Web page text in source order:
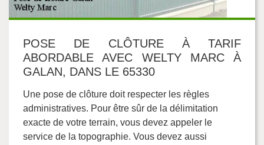
POSE DE CLÔTURE À TARIF
ABORDABLE AVEC WELTY MARC À
GALAN, DANS LE 65330
Une pose de clôture doit respecter les règles
administratives. Pour être sûr de la délimitation
exacte de votre terrain, vous devez appeler le
service de la topographie. Vous devez aussi